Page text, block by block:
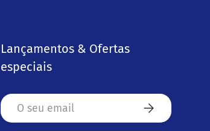
Lançamentos & Ofertas
especiais
Email Subscrever